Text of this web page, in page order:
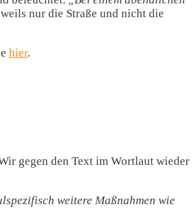
nur die Straße und nicht die
hier.
gegen den Text im Wortlaut wieder
weitere Maßnahmen wie